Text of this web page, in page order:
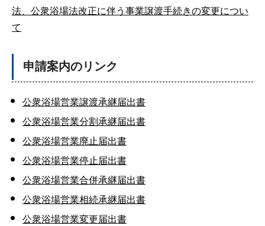
法、公衆浴場法改正に伴う事業譲渡手続きの変更につい
て
申請案内のリンク
公衆浴場営業譲渡承継届出書
公衆浴場営業分割承継届出書
公衆浴場営業廃止届出書
公衆浴場営業停止届出書
公衆浴場営業合併承継届出書
公衆浴場営業相続承継届出書
公衆浴場営業変更届出書